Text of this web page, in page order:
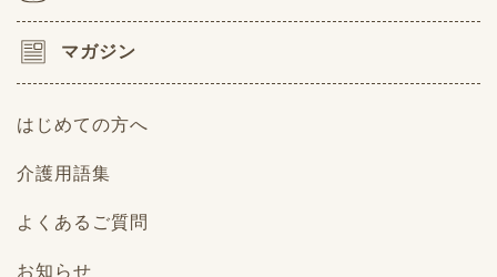
マガジン
はじめての方へ
介護用語集
よくあるご質問
お知らせ